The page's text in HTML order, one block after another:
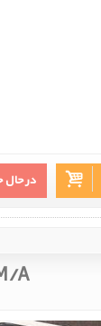
در
A